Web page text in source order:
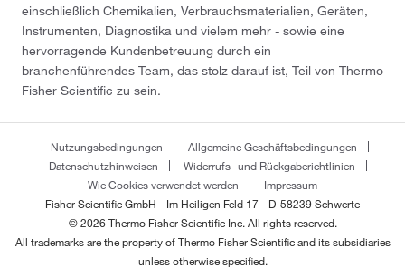
einschließlich Chemikalien, Verbrauchsmaterialien, Geräten,
Instrumenten, Diagnostika und vielem mehr - sowie eine
hervorragende Kundenbetreuung durch ein
branchenführendes Team, das stolz darauf ist, Teil von Thermo
Fisher Scientific zu sein.
Nutzungsbedingungen
Allgemeine Geschäftsbedingungen
Datenschutzhinweisen
Widerrufs- und Rückgaberichtlinien
Wie Cookies verwendet werden
Impressum
Fisher Scientific GmbH - Im Heiligen Feld 17 - D-58239 Schwerte
© 2026 Thermo Fisher Scientific Inc. All rights reserved.
All trademarks are the property of Thermo Fisher Scientific and its subsidiaries
unless otherwise specified.